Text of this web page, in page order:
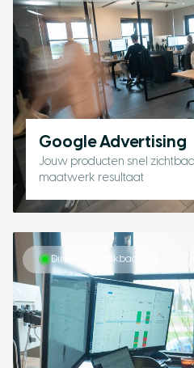
Google Advertising
Jouw producten snel
maatwerk resultaat
Direct beschikbaar